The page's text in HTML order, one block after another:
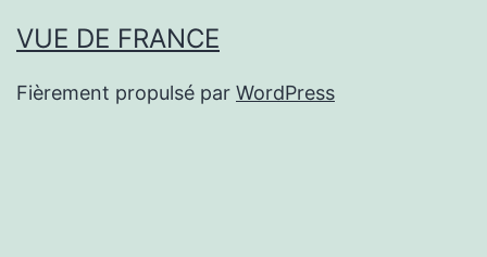
VUE DE FRANCE
Fièrement propulsé par WordPress